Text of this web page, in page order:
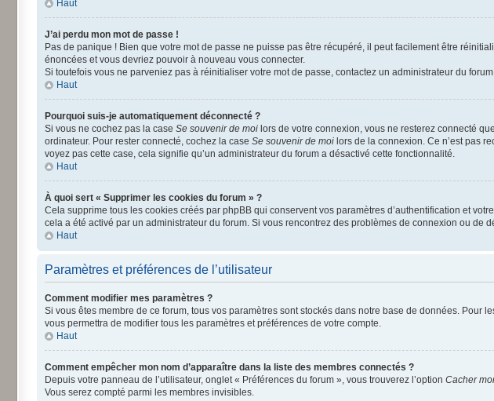
Haut
J’ai perdu mon mot de passe !
Pas de panique ! Bien que votre mot de passe ne puisse pas être récupéré, il peut facilement être
énoncées et vous devriez pouvoir à nouveau vous connecter.
Si toutefois vous ne parveniez pas à réinitialiser votre mot de passe, contactez un administrateur du forum.
Haut
Pourquoi suis-je automatiquement déconnecté ?
Si vous ne cochez pas la case Se souvenir de moi lors de votre connexion, vous ne resterez connecté
ordinateur. Pour rester connecté, cochez la case Se souvenir de moi lors de la connexion. Ce n’est pas
voyez pas cette case, cela signifie qu’un administrateur du forum a désactivé cette fonctionnalité.
Haut
À quoi sert « Supprimer les cookies du forum » ?
Cela supprime tous les cookies créés par phpBB qui conservent vos paramètres d’authentification et
cela a été activé par un administrateur du forum. Si vous rencontrez des problèmes de connexion ou de
Haut
Paramètres et préférences de l’utilisateur
Comment modifier mes paramètres ?
Si vous êtes membre de ce forum, tous vos paramètres sont stockés dans notre base de données. Pour
vous permettra de modifier tous les paramètres et préférences de votre compte.
Haut
Comment empêcher mon nom d’apparaître dans la liste des membres connectés ?
Depuis votre panneau de l’utilisateur, onglet « Préférences du forum », vous trouverez l’option Cacher
Vous serez compté parmi les membres invisibles.